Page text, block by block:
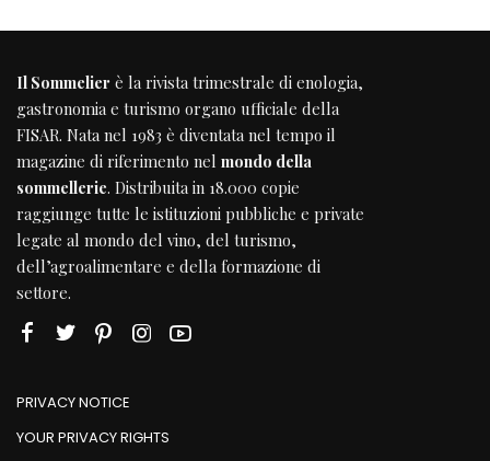
Il Sommelier è la rivista trimestrale di enologia,
gastronomia e turismo organo ufficiale della
FISAR. Nata nel 1983 è diventata nel tempo il
magazine di riferimento nel mondo della
sommellerie. Distribuita in 18.000 copie
raggiunge tutte le istituzioni pubbliche e private
legate al mondo del vino, del turismo,
dell’agroalimentare e della formazione di
settore.
PRIVACY NOTICE
YOUR PRIVACY RIGHTS